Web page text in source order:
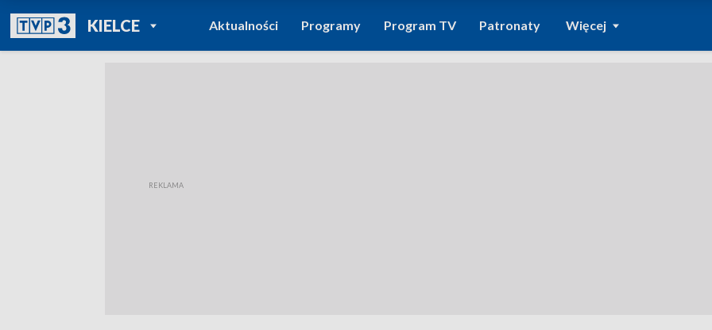
KIELCEPOWRÓT DO
TVP REGIONY
Aktualności Programy Program TV Patronaty Więcej